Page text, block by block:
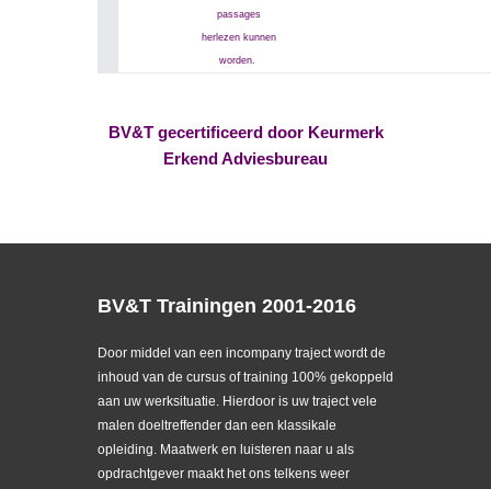
passages
herlezen kunnen
worden.
BV&T gecertificeerd door Keurmerk
Erkend Adviesbureau
BV&T Trainingen 2001-2016
Door middel van een incompany traject wordt de
inhoud van de cursus of training 100% gekoppeld
aan uw werksituatie. Hierdoor is uw traject vele
malen doeltreffender dan een klassikale
opleiding. Maatwerk en luisteren naar u als
opdrachtgever maakt het ons telkens weer